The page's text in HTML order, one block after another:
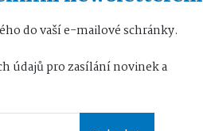
do vaší e-mailové schránky.
údajůpro zasílání novinek a